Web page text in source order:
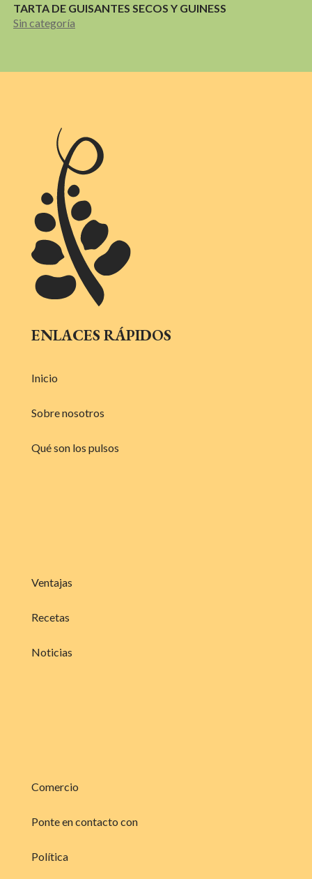
TARTA DE GUISANTES SECOS Y GUINESS
Sin categoría
ENLACES RÁPIDOS
Inicio
Sobre nosotros
Qué son los pulsos
Ventajas
Recetas
Noticias
Comercio
Ponte en contacto con
Política